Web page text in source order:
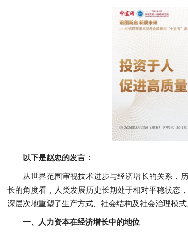
以下是赵忠的发言：
从世界范围审视技术进步与经济增长的关系，
长的角度看，人类发展历史长期处于相对平稳状态
深层次地重塑了生产方式、社会结构及社会治理模式
一、人力资本在经济增长中的地位